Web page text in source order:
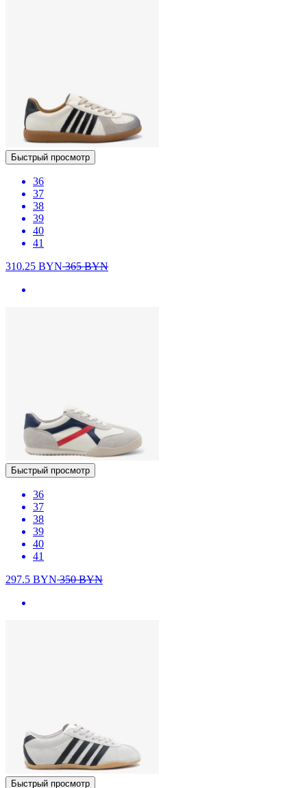
Быстрый просмотр
36
37
38
39
40
41
310.25 BYN365BYN
Быстрый просмотр
36
37
38
39
40
41
297.5 BYN350BYN
Быстрый просмотр